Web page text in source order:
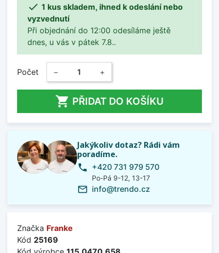
 1 kus skladem, ihned k odeslání nebo
vyzvednutí
Při objednání do 12:00 odesíláme ještě
dnes, u vás v pátek 7.8..
Počet − +
 PŘIDAT DO KOŠÍKU
Jakýkoliv dotaz? Rádi vám
poradíme.
phone +420 731 979 570
Po-Pá 9-12, 13-17
mail_outline info@trendo.cz
Značka Franke
Kód 25169